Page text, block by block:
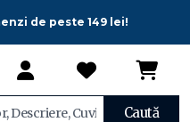
de peste 149 lei!
Caută